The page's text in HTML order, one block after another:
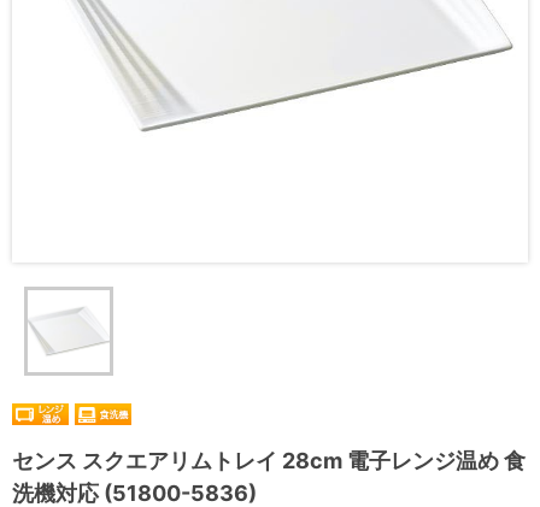
センス スクエアリムトレイ 28cm 電子レンジ温め 食
洗機対応 (51800-5836)